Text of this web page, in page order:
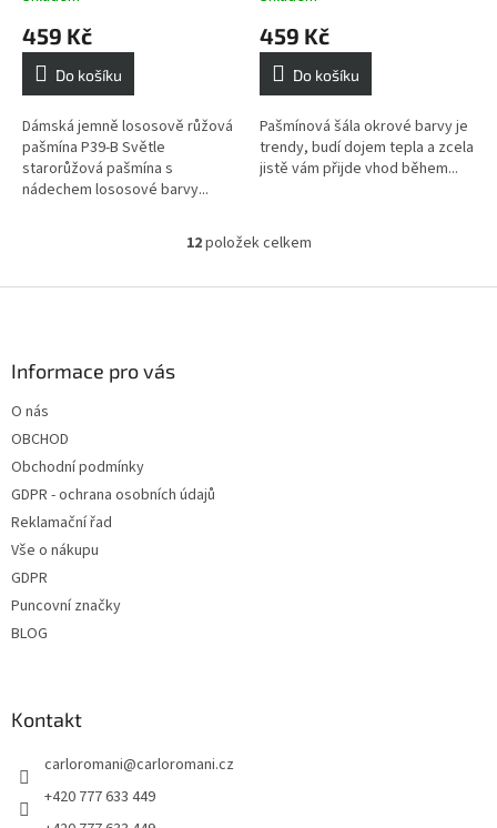
459 Kč
Do košíku
Dámská jemně lososově růžová
pašmína P39-B Světle
starorůžová pašmína s
nádechem lososové barvy...
459 Kč
Do košíku
Pašmínová šála okrové barvy je
trendy, budí dojem tepla a zcela
jistě vám přijde vhod během...
O
l
12položek celkem
Informace pro vás
O nás
OBCHOD
Obchodní podmínky
GDPR - ochrana osobních údajů
Reklamační řad
Vše o nákupu
GDPR
Puncovní značky
BLOG
Kontakt
carloromani@carloromani.cz
+420 777 633 449